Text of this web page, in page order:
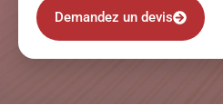
Demandez un devis